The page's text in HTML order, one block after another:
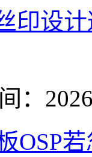
印设
：
OSP